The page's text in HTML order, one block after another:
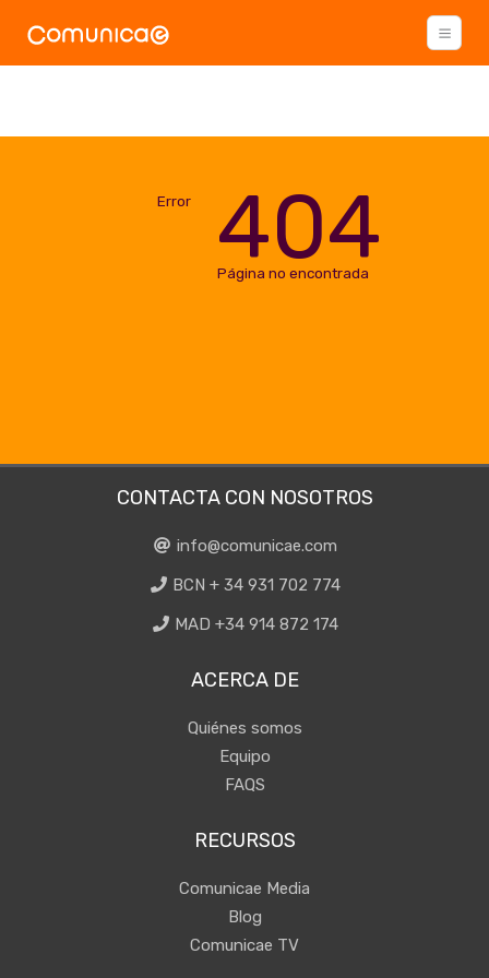
Error 404
Página no encontrada
CONTACTA CON NOSOTROS
info@comunicae.com
BCN + 34 931 702 774
MAD +34 914 872 174
ACERCA DE
Quiénes somos
Equipo
FAQS
RECURSOS
Comunicae Media
Blog
Comunicae TV